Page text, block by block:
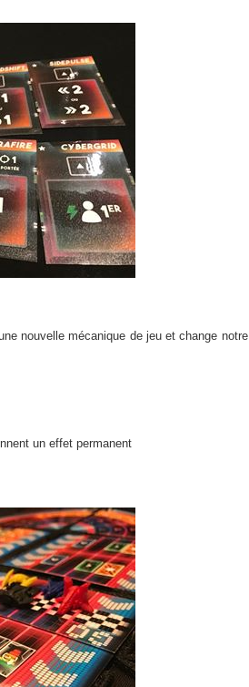
nouvelle mécanique de jeu et change notre
un effet permanent